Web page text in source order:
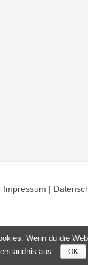
Impressum |
Wenn du die
aus.
OK